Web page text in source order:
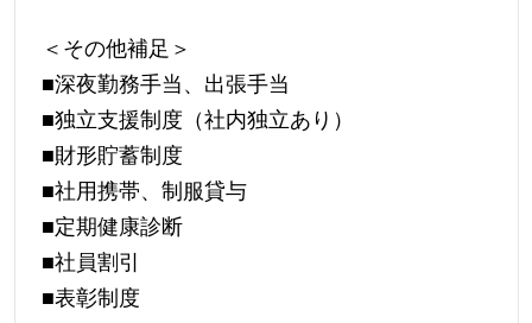
＜その他補足＞
■深夜勤務手当、出張手当
■独立支援制度（社内独立あり）
■財形貯蓄制度
■社用携帯、制服貸与
■定期健康診断
■社員割引
■表彰制度